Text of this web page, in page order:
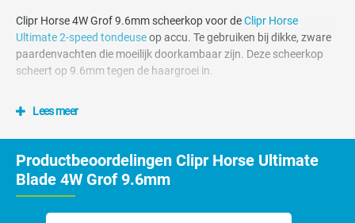
Clipr Horse 4W Grof 9.6mm scheerkop voor deClipr Horse
Ultimate 2-speed tondeuseop accu. Te gebruiken bij dikke, zware
paardenvachten die moeilijk doorkambaar zijn. Deze scheerkop
scheert op 9.6mm tegen de haargroei in.
Clipr. scheerkoppen zijn voor het
Het universele snap-on scheerkoppensysteem ook wel het A5 style
scheerkoppen systeem genoemd. Alle Clipr. Snap-On
scheerkoppen passen op de Clipr Ultimate maar ook op de
tondeuses van andere merken die ook voorzien zijn van het
Lees meer
Productbeoordelingen Clipr Horse Ultimate
Blade 4W Grof 9.6mm